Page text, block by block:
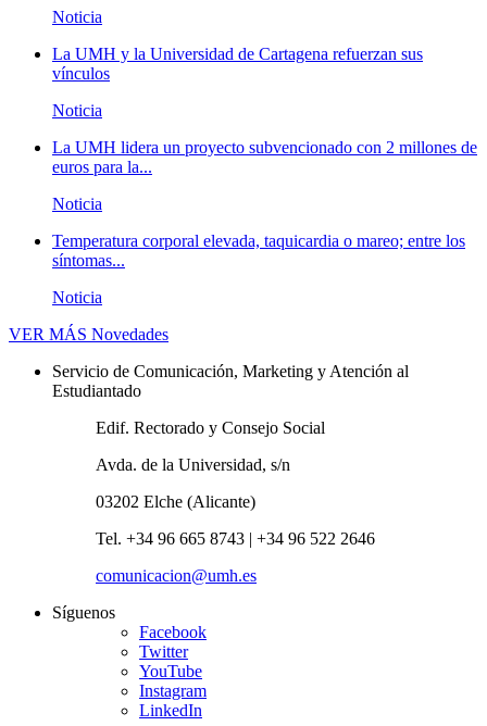
Noticia
La UMH y la Universidad de Cartagena refuerzan sus
vínculos
Noticia
La UMH lidera un proyecto subvencionado con 2 millones de
euros para la...
Noticia
Temperatura corporal elevada, taquicardia o mareo; entre los
síntomas...
Noticia
VER MÁS Novedades
Servicio de Comunicación, Marketing y Atención al
Estudiantado
Edif. Rectorado y Consejo Social
Avda. de la Universidad, s/n
03202 Elche (Alicante)
Tel. +34 96 665 8743 | +34 96 522 2646
comunicacion@umh.es
Síguenos
Facebook
Twitter
YouTube
Instagram
LinkedIn